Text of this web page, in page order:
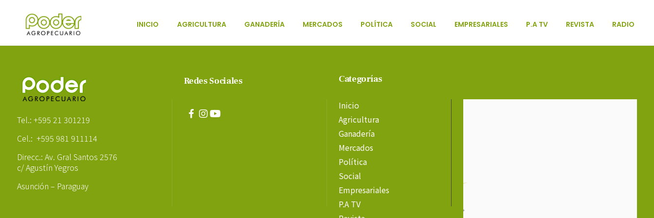
INICIO AGRICULTURA GANADERÍA MERCADOS POLÍTICA SOCIAL EMPRESARIALES P.A TV REVISTA RADIO
Tel.: +595 21 301219
Cel.: +595 981 911114
Direcc.: Av. Gral Santos 2576
c/ Agustín Yegros
Asunción – Paraguay
Redes Sociales Categorías
Inicio
Agricultura
Ganadería
Mercados
Política
Social
Empresariales
P.A TV